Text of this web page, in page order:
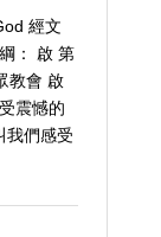
經文
： 啟 第
教會 啟
震憾的
我們感受